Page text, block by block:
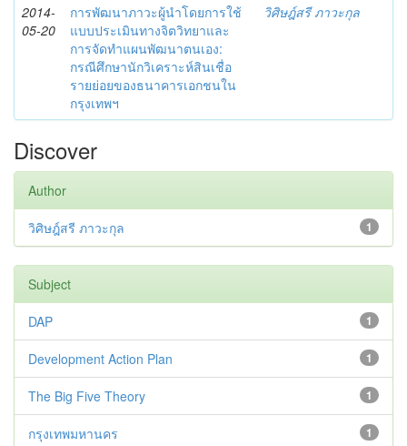
2014-
05-20
การพัฒนาภาวะผู้นำโดยการใช้
แบบประเมินทางจิตวิทยาและ
การจัดทำแผนพัฒนาตนเอง:
กรณีศึกษานักวิเคราะห์สินเชื่อ
รายย่อยของธนาคารเอกชนใน
กรุงเทพฯ
วิศิษฎ์สรี ภาวะกุล
Discover
Author
1
วิศิษฎ์สรี ภาวะกุล
Subject
1
DAP
1
Development Action Plan
1
The Big Five Theory
1
กรุงเทพมหานคร